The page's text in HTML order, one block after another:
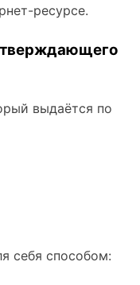
ресурсе.
выдаётся по
себя способом: